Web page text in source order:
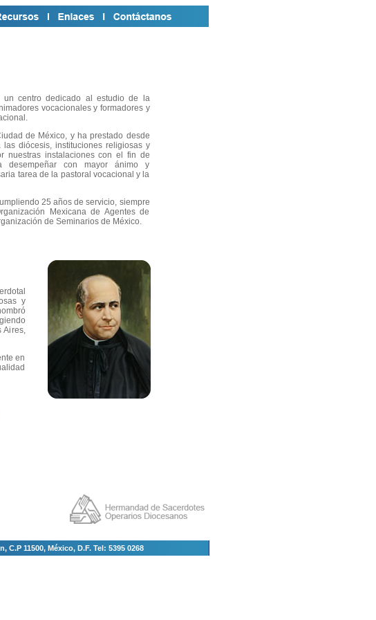
un centro dedicado al estudio de la
vocacionales y formadores y
de México, y ha prestado desde
diócesis, instituciones religiosas y
nuestras instalaciones con el fin de
desempeñar con mayor ánimo y
tarea de la pastoral vocacional y la
25 años de servicio, siempre
Mexicana de Agentes de
de Seminarios de México.
y
Aires,
en
11500, México, D.F. Tel: 5395 0268